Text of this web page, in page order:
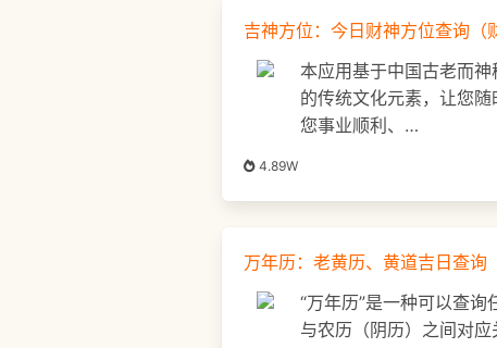
吉神方位：今日财神方位查询（
本应用基于中国古老而
的传统文化元素，让您
您事业顺利、…
4.89W
万年历：老黄历、黄道吉日查询
“万年历”是一种可以查询
与农历（阴历）之间对